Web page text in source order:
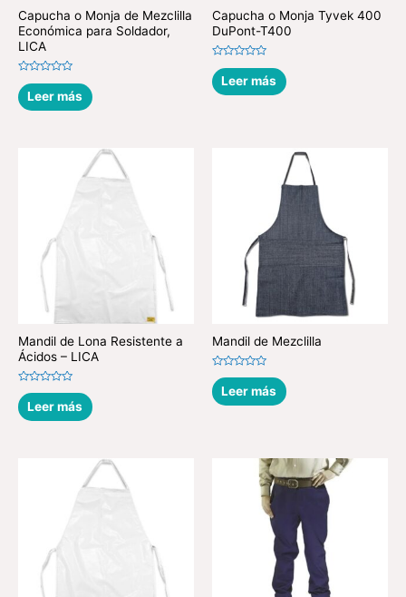
Capucha o Monja de Mezclilla
Económica para Soldador,
LICA
Valorado
en
0
de
Leer más
Capucha o Monja Tyvek 400
DuPont-T400
Valorado
en
0
de
Leer más
Mandil de Lona Resistente a
Ácidos – LICA
Valorado
en
0
de
Leer más
Mandil de Mezclilla
Valorado
en
0
de
Leer más